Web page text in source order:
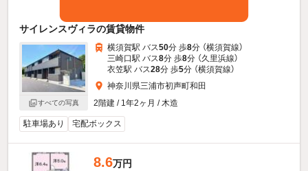
サイレンスヴィラの賃貸物件
すべての写真
横須賀駅 バス50分 歩8分 （横須賀線）
三崎口駅 バス8分 歩8分 （久里浜線）
衣笠駅 バス28分 歩5分 （横須賀線）
神奈川県三浦市初声町和田
2階建 / 1年2ヶ月 / 木造
駐車場あり 宅配ボックス
8.6万円